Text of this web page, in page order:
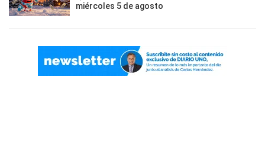
miércoles 5 de agosto